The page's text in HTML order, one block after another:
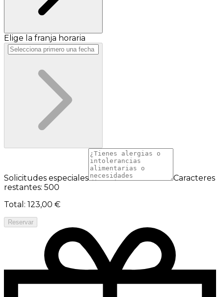
Elige la franja horaria
Solicitudes especiales
Caracteres
restantes: 500
Total : 123,00 €
Reservar